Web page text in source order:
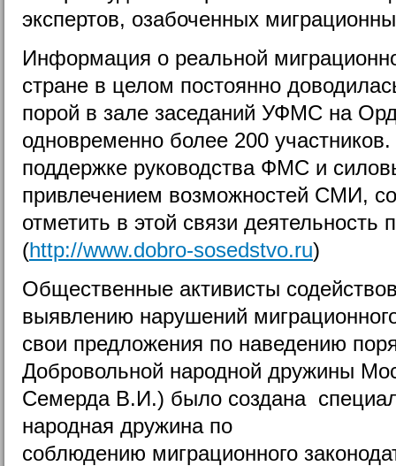
экспертов, озабоченных
Информация о реальной
стране в целом постоянно
порой в зале заседаний УФМС на
одновременно более 200
поддержке руководства ФМС и
привлечением возможностей СМИ,
отметить в этой связи деятельность
(http://www.dobro-sosedstvo.ru)
Общественные активисты
выявлению нарушений
свои предложения по наведению
Добровольной народной дружины
Семерда В.И.) было создана
народная дружина по
соблюдению миграционного